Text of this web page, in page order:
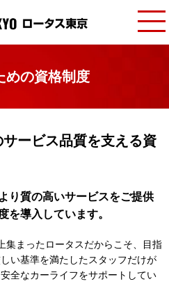
めの資格制度
ービス品質を支える資
り質の高いサービスをご提供
を導入しています。
集まったロータスだからこそ、目指
い基準を満たしたスタッフだけが
全なカーライフをサポートしてい